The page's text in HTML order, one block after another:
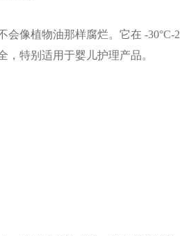
像植物油那样腐烂。它在 -
特别适用于婴儿护理产品。